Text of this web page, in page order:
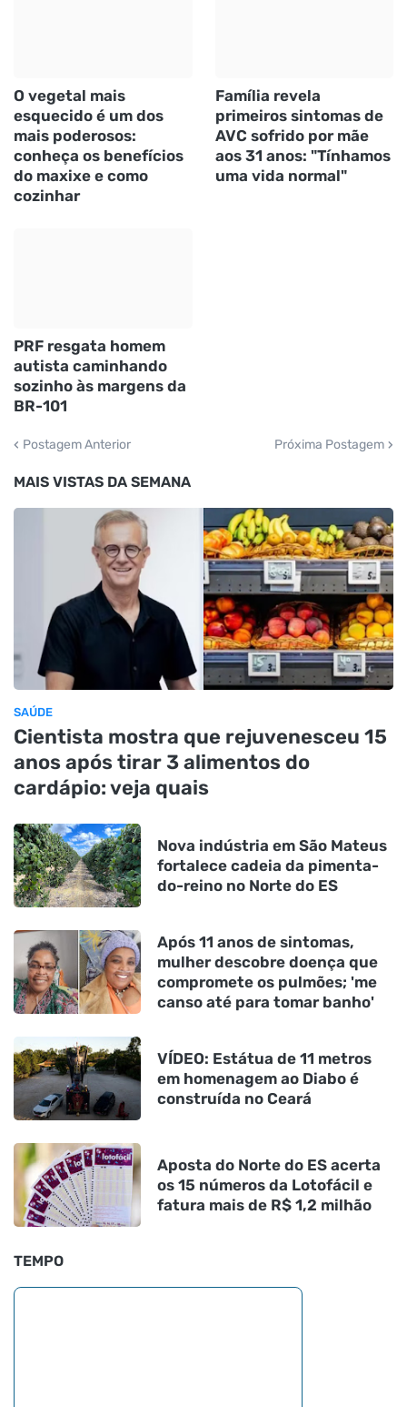
O vegetal mais
esquecido é um dos
mais poderosos:
conheça os benefícios
do maxixe e como
cozinhar
Família revela
primeiros sintomas de
AVC sofrido por mãe
aos 31 anos: "Tínhamos
uma vida normal"
PRF resgata homem
autista caminhando
sozinho às margens da
BR-101
Postagem Anterior Próxima Postagem
MAIS VISTAS DA SEMANA
SAÚDE
Cientista mostra que rejuvenesceu 15
anos após tirar 3 alimentos do
cardápio: veja quais
Nova indústria em São Mateus
fortalece cadeia da pimenta-
do-reino no Norte do ES
Após 11 anos de sintomas,
mulher descobre doença que
compromete os pulmões; 'me
canso até para tomar banho'
VÍDEO: Estátua de 11 metros
em homenagem ao Diabo é
construída no Ceará
Aposta do Norte do ES acerta
os 15 números da Lotofácil e
fatura mais de R$ 1,2 milhão
TEMPO